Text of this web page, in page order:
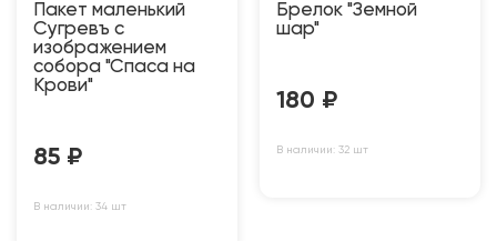
Пакет маленький
Сугревъ с
изображением
собора "Спаса на
Крови"
85 ₽
В наличии: 34 шт
Брелок "Земной
шар"
180 ₽
В наличии: 32 шт